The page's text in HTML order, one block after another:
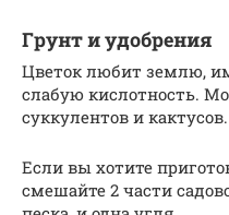
Грунт и удобрения
Цветок любит землю,
слабую кислотность.
суккулентов и кактусов.
Если вы хотите
смешайте 2 части